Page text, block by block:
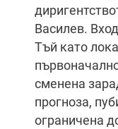
Василев.
Тъй като
сменена
прогноза,
ограничена